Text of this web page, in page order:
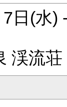
7日(水)
渓流